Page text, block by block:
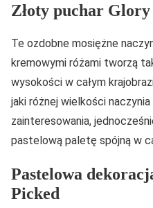
Złoty puchar
Te ozdobne mosiężne
kremowymi różami tworzą
wysokości w całym
jaki różnej wielkości
zainteresowania,
pastelową paletę spójną w
Pastelowa
Picked